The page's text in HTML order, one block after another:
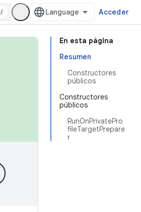
/ Acceder
En esta página
Resumen
Constructores
públicos
Constructores
públicos
RunOnPrivatePro
fileTargetPrepare
r